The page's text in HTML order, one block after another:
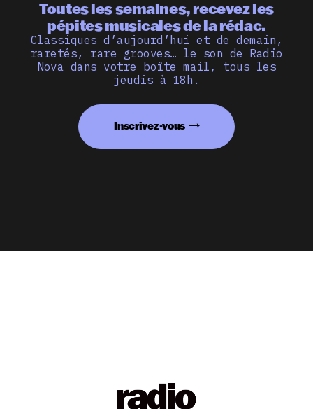
Toutes les semaines, recevez les
pépites musicales de la rédac.
Classiques d’aujourd’hui et de demain,
raretés, rare grooves… le son de Radio
Nova dans votre boîte mail, tous les
jeudis à 18h.
Inscrivez-vous